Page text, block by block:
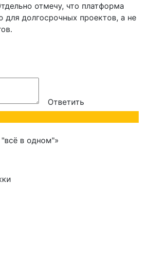
отмечу, что платформа
для долгосрочных проектов, а не
Ответить
в одном"»